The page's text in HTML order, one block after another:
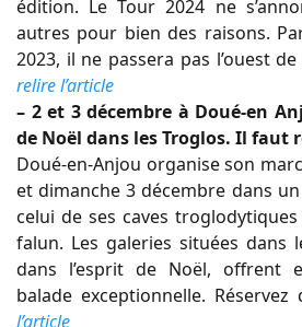
édition. Le Tour 2024 ne
autres pour bien des raisons.
2023, il ne passera pas l’ouest
relire l’article
– 2 et 3 décembre à Doué-en
de Noël dans les Troglos. Il faut
Doué-en-Anjou organise son
et dimanche 3 décembre dans
celui de ses caves
falun. Les galeries situées dans
dans l’esprit de Noël, offrent
balade exceptionnelle. Réservez
l’article